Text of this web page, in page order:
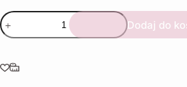
ilość
Foremka
Głowa
z
kokardą
Dodaj do